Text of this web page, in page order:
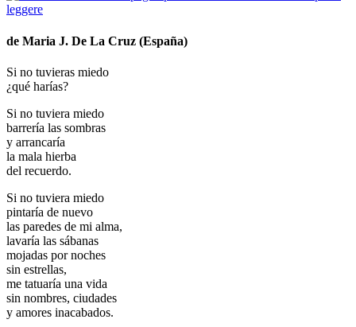
de Maria J. De La Cruz (España)
Si no tuvieras miedo
¿qué harías?
Si no tuviera miedo
barrería las sombras
y arrancaría
la mala hierba
del recuerdo.
Si no tuviera miedo
pintaría de nuevo
las paredes de mi alma,
lavaría las sábanas
mojadas por noches
sin estrellas,
me tatuaría una vida
sin nombres, ciudades
y amores inacabados.